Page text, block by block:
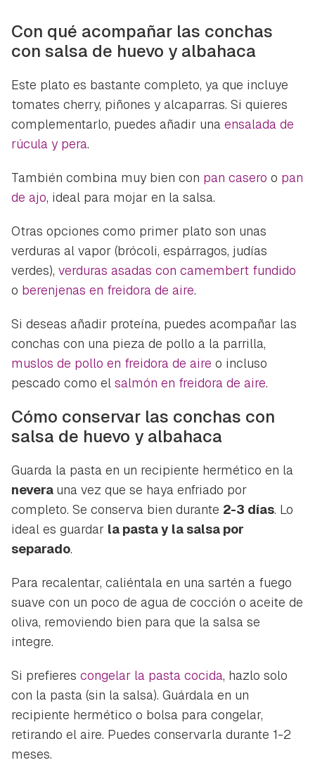
Con qué acompañar las conchas
con salsa de huevo y albahaca
Este plato es bastante completo, ya que incluye
tomates cherry, piñones y alcaparras. Si quieres
complementarlo, puedes añadir una ensalada de
rúcula y pera.
También combina muy bien con pan casero o pan
de ajo, ideal para mojar en la salsa.
Otras opciones como primer plato son unas
verduras al vapor (brócoli, espárragos, judías
verdes), verduras asadas con camembert fundido
o berenjenas en freidora de aire.
Si deseas añadir proteína, puedes acompañar las
conchas con una pieza de pollo a la parrilla,
muslos de pollo en freidora de aire o incluso
pescado como el salmón en freidora de aire.
Cómo conservar las conchas con
salsa de huevo y albahaca
Guarda la pasta en un recipiente hermético en la
nevera una vez que se haya enfriado por
completo. Se conserva bien durante 2-3 días. Lo
ideal es guardar la pasta y la salsa por
separado.
Para recalentar, caliéntala en una sartén a fuego
suave con un poco de agua de cocción o aceite de
oliva, removiendo bien para que la salsa se
integre.
Si prefieres congelar la pasta cocida, hazlo solo
con la pasta (sin la salsa). Guárdala en un
recipiente hermético o bolsa para congelar,
retirando el aire. Puedes conservarla durante 1-2
meses.